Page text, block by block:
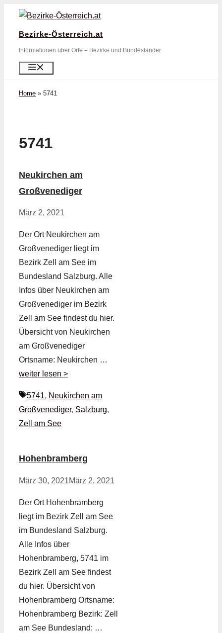
Zum
springen
Bezirke-Österreich.at
Informationen über Orte – Bezirke und Bundesländer
Home » 5741
5741
Neukirchen am
Großvenediger
März 2, 2021
Der Ort Neukirchen am
Großvenediger liegt im
Bezirk Zell am See im
Bundesland Salzburg. Alle
Infos über Neukirchen am
Großvenediger im Bezirk
Zell am See findest du hier.
Übersicht von Neukirchen
am Großvenediger
Ortsname: Neukirchen …
weiter lesen >
Schlagwörter
5741, Neukirchen am
Großvenediger, Salzburg,
Zell am See
Hohenbramberg
März 30, 2021März 2, 2021
Der Ort Hohenbramberg
liegt im Bezirk Zell am See
im Bundesland Salzburg.
Alle Infos über
Hohenbramberg, 5741 im
Bezirk Zell am See findest
du hier. Übersicht von
Hohenbramberg Ortsname:
Hohenbramberg Bezirk: Zell
am See Bundesland: …